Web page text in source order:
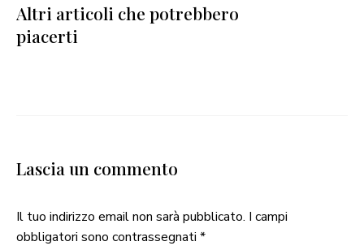
Altri articoli che potrebbero
piacerti
Lascia un commento
Il tuo indirizzo email non sarà pubblicato. I campi
obbligatori sono contrassegnati *